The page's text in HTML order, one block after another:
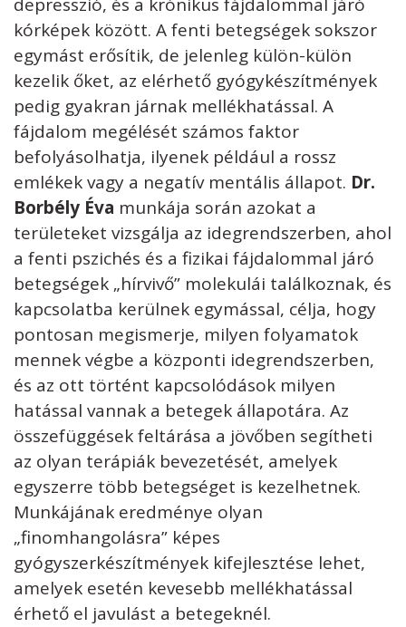
kórképek között. A fenti betegségek sokszor
egymást erősítik, de jelenleg külön-külön
kezelik őket, az elérhető gyógykészítmények
pedig gyakran járnak mellékhatással. A
fájdalom megélését számos faktor
befolyásolhatja, ilyenek például a rossz
emlékek vagy a negatív mentális állapot. Dr.
Borbély Éva munkája során azokat a
területeket vizsgálja az idegrendszerben, ahol
a fenti pszichés és a fizikai fájdalommal járó
betegségek „hírvivő” molekulái találkoznak, és
kapcsolatba kerülnek egymással, célja, hogy
pontosan megismerje, milyen folyamatok
mennek végbe a központi idegrendszerben,
és az ott történt kapcsolódások milyen
hatással vannak a betegek állapotára. Az
összefüggések feltárása a jövőben segítheti
az olyan terápiák bevezetését, amelyek
egyszerre több betegséget is kezelhetnek.
Munkájának eredménye olyan
„finomhangolásra” képes
gyógyszerkészítmények kifejlesztése lehet,
amelyek esetén kevesebb mellékhatással
érhető el javulást a betegeknél.